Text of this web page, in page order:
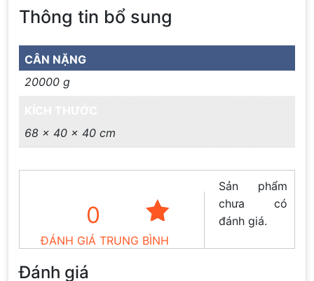
Thông tin bổ sung
CÂN NẶNG
20000 g
68 × 40 × 40 cm
0
ĐÁNH GIÁ TRUNG BÌNH
Sản phẩm
chưa có
đánh giá.
Đánh giá